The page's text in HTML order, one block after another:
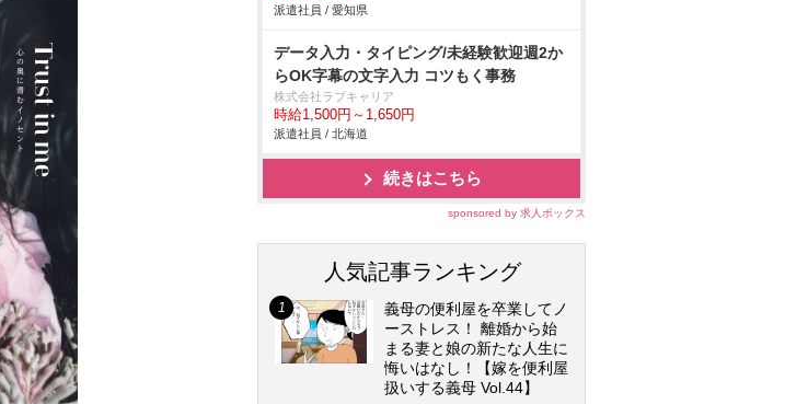
派遣社員 / 愛知県
データ入力・タイピング/未経験歓迎週2か
らOK字幕の文字入力 コツもく事務
株式会社ラブキャリア
時給1,500円～1,650円
派遣社員 / 北海道
続きはこちら
sponsored by 求人ボックス
人気記事ランキング
義母の便利屋を卒業してノ
ーストレス！ 離婚から始
まる妻と娘の新たな人生に
悔いはなし！【嫁を便利屋
扱いする義母 Vol.44】